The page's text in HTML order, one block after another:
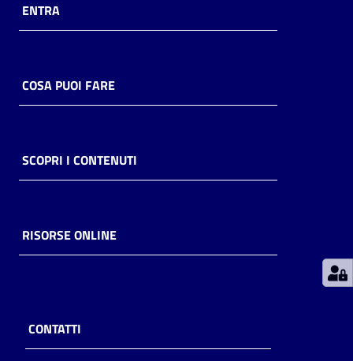
Casa
Archivio
storico
Patto
ENTRA
COSA PUOI FARE
SCOPRI I CONTENUTI
RISORSE ONLINE
CONTATTI